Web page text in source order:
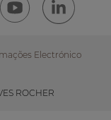
Electrónico
ROCHER